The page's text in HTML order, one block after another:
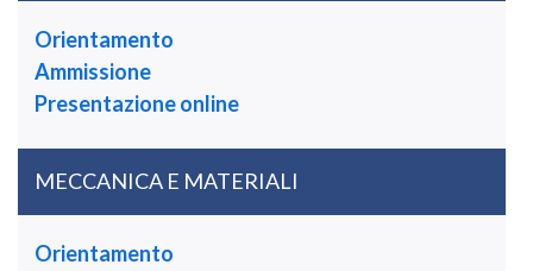
Orientamento
Ammissione
Presentazione online
MECCANICA E MATERIALI
Orientamento